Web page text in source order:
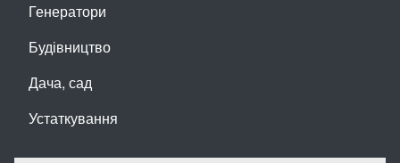
Генератори
Будівництво
Дача, сад
Устаткування